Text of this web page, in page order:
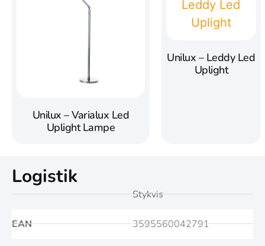
Unilux – Varialux Led
Uplight Lampe
Unilux – Leddy Led
Uplight
Logistik
EAN
Stykvis
3595560042791